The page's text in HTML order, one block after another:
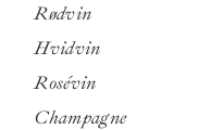
Rødvin
Hvidvin
Rosévin
Champagne